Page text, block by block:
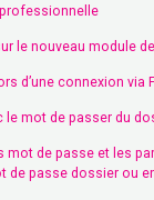
le nouveau module
d’une connexion via
le mot de passer du
mot de passe et les
de passe dossier ou